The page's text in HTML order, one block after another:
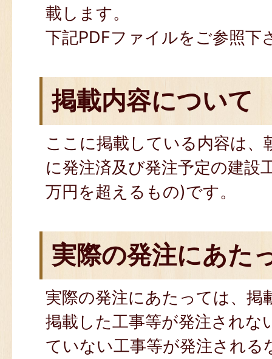
載します。
下記PDFファイルをご参照下
掲載内容について
ここに掲載している内容は、
に発注済及び発注予定の建設
万円を超えるもの)です。
実際の発注にあた
実際の発注にあたっては、掲
掲載した工事等が発注されな
ていない工事等が発注される